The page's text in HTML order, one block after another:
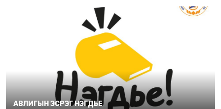
АВЛИГЫН ЭСРЭГ НЭГДЬЕ